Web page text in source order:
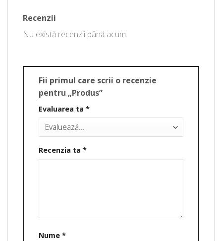
Recenzii
Nu există recenzii până acum.
Fii primul care scrii o recenzie
pentru „Produs”
Evaluarea ta *
Recenzia ta *
Nume *